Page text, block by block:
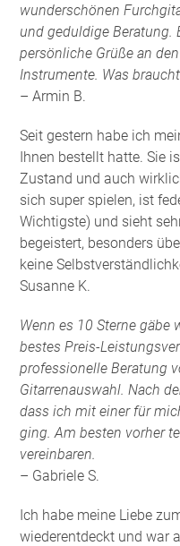
wunderschönen
und geduldige Beratung.
persönliche Grüße an
Instrumente. Was
– Armin B.
Seit gestern habe ich
Ihnen bestellt hatte. Sie
Zustand und auch
sich super spielen, ist
Wichtigste) und sieht
begeistert, besonders
keine
Susanne K.
Wenn es 10 Sterne gäbe
bestes Preis-
professionelle Beratung
Gitarrenauswahl. Nach
dass ich mit einer für
ging. Am besten vorher
vereinbaren.
– Gabriele S.
Ich habe meine Liebe
wiederentdeckt und war